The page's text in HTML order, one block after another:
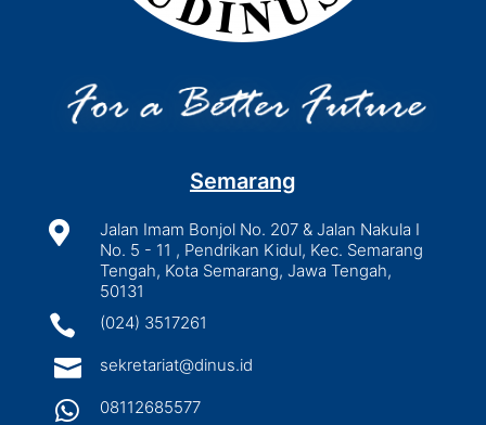
Semarang

Jalan Imam Bonjol No. 207 & Jalan Nakula I
No. 5 - 11 , Pendrikan Kidul, Kec. Semarang
Tengah, Kota Semarang, Jawa Tengah,
50131
 (024) 3517261
 sekretariat@dinus.id
 08112685577